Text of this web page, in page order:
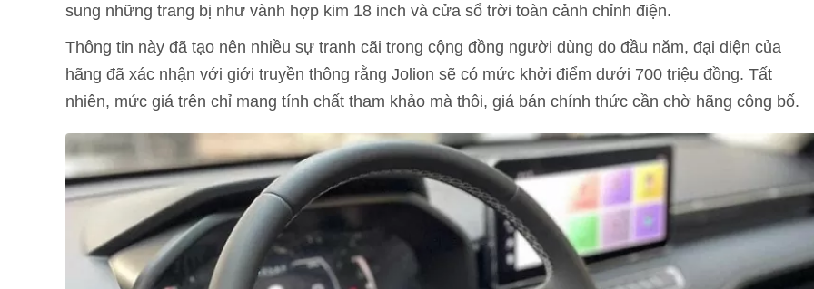
sung những trang bị như vành hợp kim 18 inch và cửa sổ trời toàn cảnh chỉnh điện.
Thông tin này đã tạo nên nhiều sự tranh cãi trong cộng đồng người dùng do đầu năm, đại diện của
hãng đã xác nhận với giới truyền thông rằng Jolion sẽ có mức khởi điểm dưới 700 triệu đồng. Tất
nhiên, mức giá trên chỉ mang tính chất tham khảo mà thôi, giá bán chính thức cần chờ hãng công bố.